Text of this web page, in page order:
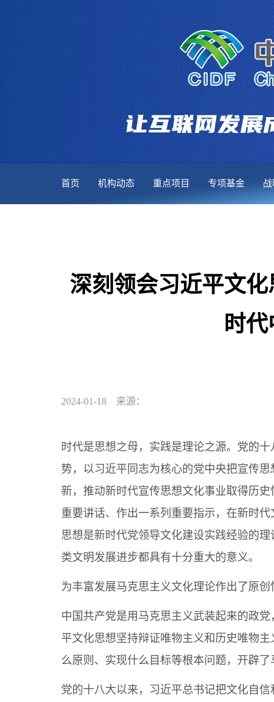
首页 机构动态 重点项目 专项基金
深刻领会习近平文
时
2024-01-18 来源：
时代是思想之母，实践是理论之源。党的
势，以习近平同志为核心的党中央把宣传
新，推动新时代宣传思想文化事业取得历
重要讲话、作出一系列重要指示，在新时
思想是新时代党领导文化建设实践经验的
类文明发展进步都具有十分重大的意义。
为丰富发展马克思主义文化理论作出了原创
中国共产党是用马克思主义武装起来的政
平文化思想坚持辩证唯物主义和历史唯物
么原则、实现什么目标等根本问题，开辟
党的十八大以来，习近平总书记把文化自